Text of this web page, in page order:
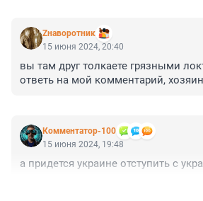
Zнаворотник
15 июня 2024, 20:40
вы там друг толкаете грязными
ответь на мой комментарий,
Комментатор-100
15 июня 2024, 19:48
а придется украине отступить с